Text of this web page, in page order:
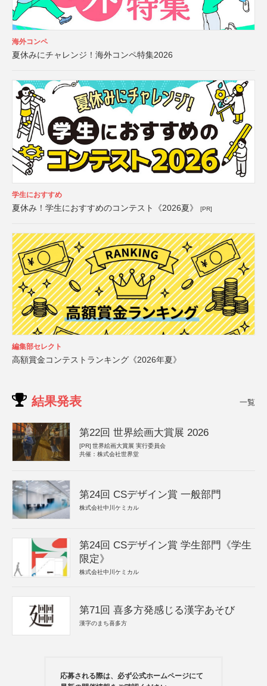
海外コンペ
夏休みにチャレンジ！海外コンペ特集2026
学生におすすめ
夏休み！学生におすすめのコンテスト《2026夏》 [PR]
編集部セレクト
高額賞金コンテストランキング《2026年夏》
結果発表 一覧
第22回 世界絵画大賞展 2026
[PR] 世界絵画大賞展 実行委員会
共催：株式会社世界堂
第24回 CSデザイン賞 一般部門
株式会社中川ケミカル
第24回 CSデザイン賞 学生部門《学生
限定》
株式会社中川ケミカル
第71回 喜多方発感じる漢字あそび
漢字のまち喜多方
応募される際は、必ず公式ホームページにて